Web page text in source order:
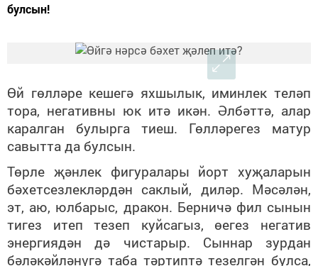
булсын!
Өй гөлләре кешегә яхшылык, иминлек теләп
тора, негативны юк итә икән. Әлбәттә, алар
каралган булырга тиеш. Гөлләрегез матур
савытта да булсын.
Төрле җәнлек фигуралары йорт хуҗаларын
бәхетсезлекләрдән саклый, диләр. Мәсәлән,
эт, аю, юлбарыс, дракон. Берничә фил сынын
тигез итеп тезеп куйсагыз, өегез негатив
энергиядән дә чистарыр. Сыннар зурдан
бәләкәйләнүгә таба тәртиптә тезелгән булса,